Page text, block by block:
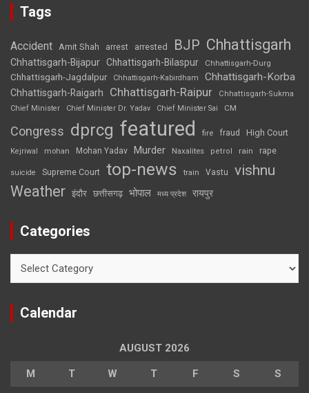
Tags
Accident Amit Shah arrest arrested BJP Chhattisgarh
Chhattisgarh-Bijapur Chhattisgarh-Bilaspur Chhattisgarh-Durg
Chhattisgarh-Jagdalpur Chhattisgarh-Kabirdham Chhattisgarh-Korba
Chhattisgarh-Raigarh Chhattisgarh-Raipur
Chhattisgarh-Sukma
Chief Minister
Chief Minister Dr. Yadav Chief Minister Sai CM
Congress dprcg featured fire fraud High Court
Kejriwal mohan Mohan Yadav Murder Naxalites petrol rain rape
suicide Supreme Court top-news train Vastu vishnu
Weather इंदौर छत्तीसगढ़ भोपाल मध्य प्रदेश रायपुर
Categories
Calendar
AUGUST 2026
M T W T F S S